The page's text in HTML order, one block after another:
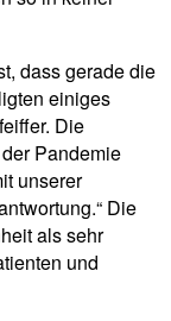
dass gerade die
einiges
Die
Pandemie
unserer
Die
als sehr
und